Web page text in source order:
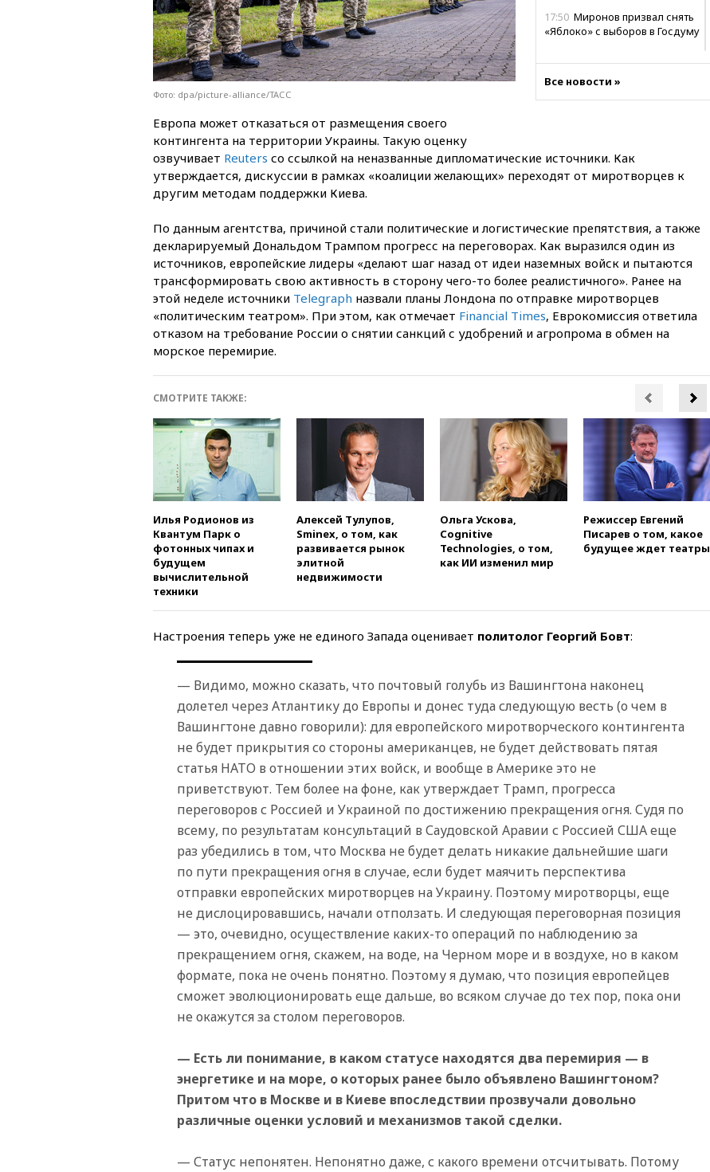
17:50 Миронов призвал снять
«Яблоко» с выборов в Госдуму
управлении аэропортом
Шереметьево
автобусу в Запорожской
области
17:17 Власти РФ помогут
пострадавшему от атак на
16:55Экс-директору Popcorn
Books запросили четыре года
условно
На восстановление
Херсонской области направят
6,8 млрд рублей
16:16
The Guardian: ученые
США создали
гипоаллергенных собак
15:45
Спутник «Электро-Л» №
Два человека погибли
при атаках дронов ВСУ в
Брянской области
14:57Жара в Европе может
Пентагон озаботился
критикой Трампа по поводу
дефицита боеприпасов
14:40В Германии задержан
украинец за шпионаж на
АТОР сообщила о
снижении цен на авиабилеты
в России
14:19Масштабный сбой
произошел в рунете
14:14«Ведомости»: Озон банк
не пострадает от британских
санкций
Японию вассалом США
В Петербурге достроили
новый тоннель зеленой ветки
Судного дня» прозвучали три
сообщения
13:29 Восемь человек
пострадали при наезде
автомобиля на толпу в Омске
со своим преемником
Все новости »
Фото: dpa/picture-alliance/ТАСС
Европа может отказаться от размещения своего
контингента на территории Украины. Такую оценку
озвучивает Reuters со ссылкой на неназванные дипломатические источники. Как
утверждается, дискуссии в рамках «коалиции желающих» переходят от миротворцев к
другим методам поддержки Киева.
По данным агентства, причиной стали политические и логистические препятствия, а также
декларируемый Дональдом Трампом прогресс на переговорах. Как выразился один из
источников, европейские лидеры «делают шаг назад от идеи наземных войск и пытаются
трансформировать свою активность в сторону чего-то более реалистичного». Ранее на
этой неделе источники Telegraph назвали планы Лондона по отправке миротворцев
«политическим театром». При этом, как отмечает Financial Times, Еврокомиссия ответила
отказом на требование России о снятии санкций с удобрений и агропрома в обмен на
морское перемирие.
СМОТРИТЕ ТАКЖЕ:
Илья Родионов из
Квантум Парк о
фотонных чипах и
будущем
вычислительной
техники
Алексей Тулупов,
Sminex, о том, как
развивается рынок
элитной
недвижимости
Ольга Ускова,
Cognitive
Technologies, о том,
как ИИ изменил мир
Режиссер Евгений
Писарев о том, какое
будущее ждет театры
Настроения теперь уже не единого Запада оценивает политолог Георгий Бовт:
— Видимо, можно сказать, что почтовый голубь из Вашингтона наконец
долетел через Атлантику до Европы и донес туда следующую весть (о чем в
Вашингтоне давно говорили): для европейского миротворческого контингента
не будет прикрытия со стороны американцев, не будет действовать пятая
статья НАТО в отношении этих войск, и вообще в Америке это не
приветствуют. Тем более на фоне, как утверждает Трамп, прогресса
переговоров с Россией и Украиной по достижению прекращения огня. Судя по
всему, по результатам консультаций в Саудовской Аравии с Россией США еще
раз убедились в том, что Москва не будет делать никакие дальнейшие шаги
по пути прекращения огня в случае, если будет маячить перспектива
отправки европейских миротворцев на Украину. Поэтому миротворцы, еще
не дислоцировавшись, начали отползать. И следующая переговорная позиция
— это, очевидно, осуществление каких-то операций по наблюдению за
прекращением огня, скажем, на воде, на Черном море и в воздухе, но в каком
формате, пока не очень понятно. Поэтому я думаю, что позиция европейцев
сможет эволюционировать еще дальше, во всяком случае до тех пор, пока они
не окажутся за столом переговоров.
— Есть ли понимание, в каком статусе находятся два перемирия — в
энергетике и на море, о которых ранее было объявлено Вашингтоном?
Притом что в Москве и в Киеве впоследствии прозвучали довольно
различные оценки условий и механизмов такой сделки.
— Статус непонятен. Непонятно даже, с какого времени отсчитывать. Потому